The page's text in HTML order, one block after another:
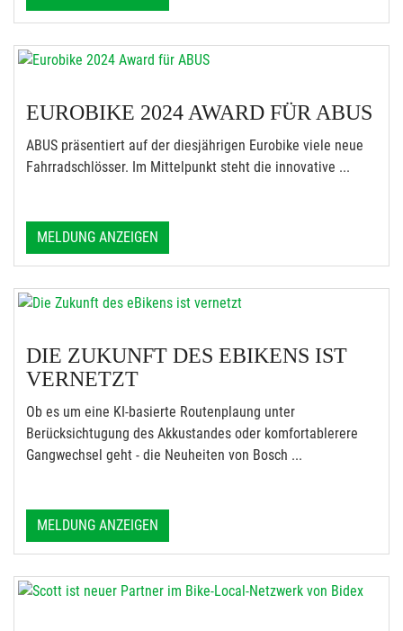
EUROBIKE 2024 AWARD FÜR ABUS
ABUS präsentiert auf der diesjährigen Eurobike viele neue
Fahrradschlösser. Im Mittelpunkt steht die innovative ...
MELDUNG ANZEIGEN
DIE ZUKUNFT DES EBIKENS IST
VERNETZT
Ob es um eine KI-basierte Routenplaung unter
Berücksichtugung des Akkustandes oder komfortablerere
Gangwechsel geht - die Neuheiten von Bosch ...
MELDUNG ANZEIGEN